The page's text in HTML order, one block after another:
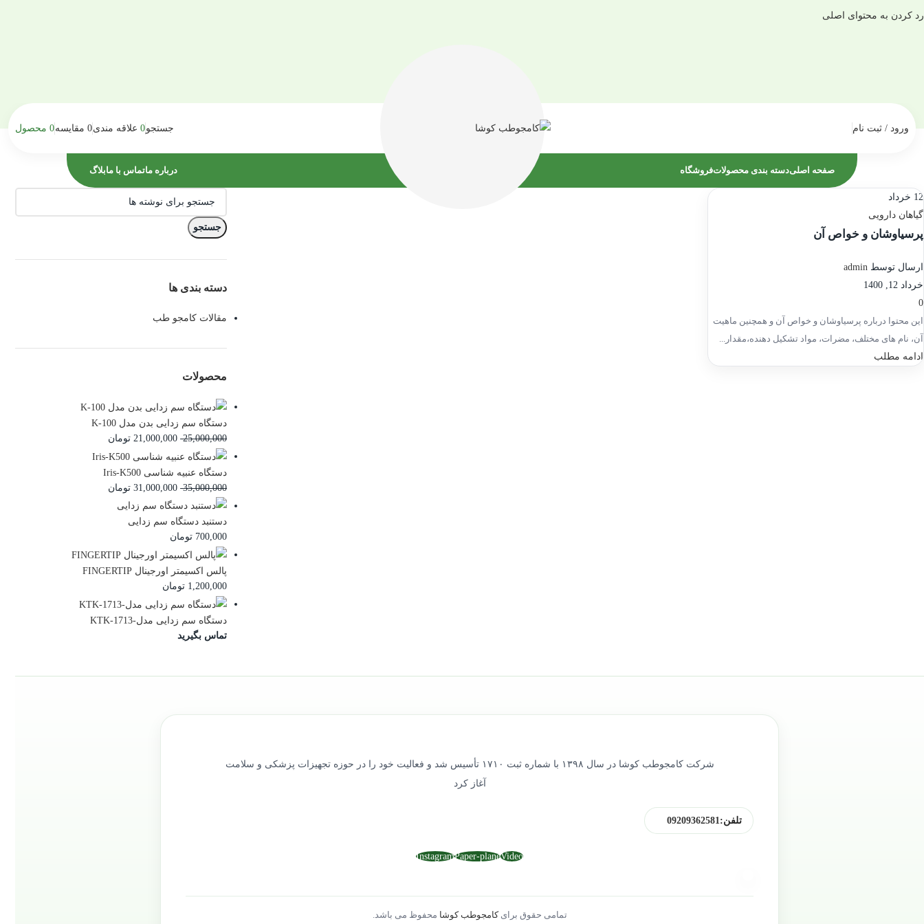
رد کردن به محتوای اصلی
ورود / ثبت نام جستجو0 علاقه مندی0 مقایسه0 محصول
صفحه اصلیدسته بندی محصولاتفروشگاه درباره ماتماس با مابلاگ
12 خرداد
گیاهان دارویی
پرسیاوشان و خواص آن
ارسال توسط admin
خرداد 12, 1400
0
این محتوا درباره پرسیاوشان و خواص آن و همچنین ماهیت
آن، نام های مختلف، مضرات، مواد تشکیل دهنده،مقدار...
ادامه مطلب
جستجو
دسته بندی ها
مقالات کامجو طب
محصولات
دستگاه سم زدایی بدن مدل K-100
25,000,000
21,000,000 تومان
دستگاه عنبیه شناسی Iris-K500
35,000,000
31,000,000 تومان
دستنبد دستگاه سم زدایی
700,000 تومان
پالس اکسیمتر اورجینال FINGERTIP
1,200,000 تومان
دستگاه سم زدایی مدل-KTK-1713
تماس بگیرید
شرکت کامجوطب کوشا در سال ۱۳۹۸ با شماره ثبت ۱۷۱۰ تأسیس شد و فعالیت خود را در حوزه تجهیزات پزشکی و سلامت
آغاز کرد
تلفن: 09209362581
Video
Paper-plane
Instagram
تمامی حقوق برایکامجوطب کوشا محفوظ می باشد.